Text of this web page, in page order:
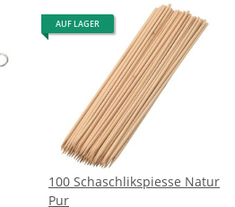
AUF LAGER
100 Schaschlikspiesse Natur
Pur